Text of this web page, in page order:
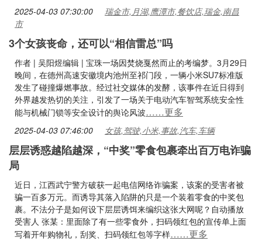
2025-04-03 07:30:00
瑞金市,月湖,鹰潭市,餐饮店,瑞金,南昌
市
3个女孩丧命，还可以“相信雷总”吗
作者 | 吴阳煜编辑 | 宝珠一场因焚烧戛然而止的考编梦。3月29日
晚间，在德州高速安徽境内池州至祁门段，一辆小米SU7标准版
发生了碰撞爆燃事故。经过社交媒体的发酵，该事件在近日得到
外界越发热切的关注，引发了一场关于电动汽车智驾系统安全性
能与机械门锁等安全设计的舆论风波……更多
2025-04-03 07:46:00 女孩,驾驶,小米,事故,汽车,车辆
层层诱惑越陷越深，“中奖”零食包裹牵出百万电诈骗
局
近日，江西武宁警方破获一起电信网络诈骗案，该案的受害者被
骗一百多万元。而诱导其落入陷阱的只是一个装着零食的中奖包
裹。不法分子是如何设下层层诱饵来编织这张大网呢？自动播放
受害人 张某：里面除了有一些零食外，扫码领红包的宣传单上面
写着开年购物礼，刮奖、扫码领红包等字样……更多